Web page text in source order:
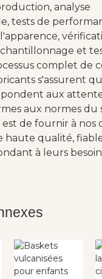
analyse
tests de
et
complet de
s'assurent
aux
aux normes du
de fournir à nos
haute qualité,
à leurs